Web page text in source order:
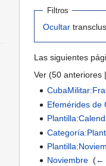
Filtros
Ocultar
Las siguientes
Ver (50 anteriores
Efemérides de
Noviembre ‎(←